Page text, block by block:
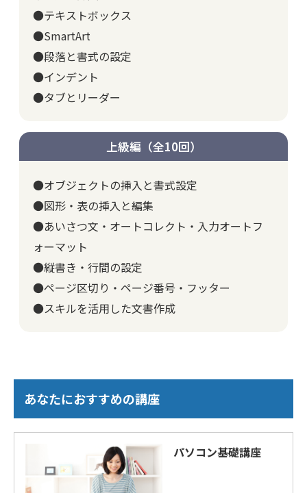
●テキストボックス
●SmartArt
●段落と書式の設定
●インデント
●タブとリーダー
上級編（全10回）
●オブジェクトの挿入と書式設定
●図形・表の挿入と編集
●あいさつ文・オートコレクト・入力オートフ
ォーマット
●縦書き・行間の設定
●ページ区切り・ページ番号・フッター
●スキルを活用した文書作成
あなたにおすすめの講座
パソコン基礎講座